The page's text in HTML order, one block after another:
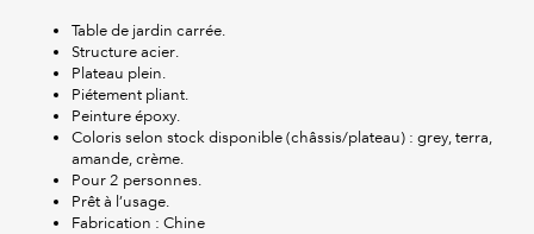
Table de jardin carrée.
Structure acier.
Plateau plein.
Piétement pliant.
Peinture époxy.
Coloris selon stock disponible (châssis/plateau) : grey, terra,
amande, crème.
Pour 2 personnes.
Prêt à l’usage.
Fabrication : Chine